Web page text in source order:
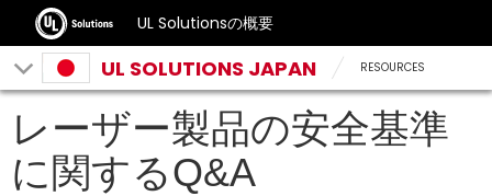
UL Solutionsの概要
UL SOLUTIONS JAPAN RESOURCES
レーザー製品の安全基準
に関するQ&A